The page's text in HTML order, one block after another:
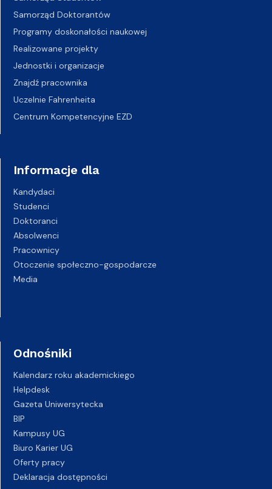
Samorząd Doktorantów
Programy doskonałości naukowej
Realizowane projekty
Jednostki i organizacje
Znajdź pracownika
Uczelnie Fahrenheita
Centrum Kompetencyjne EZD
Informacje dla
Kandydaci
Studenci
Doktoranci
Absolwenci
Pracownicy
Otoczenie społeczno-gospodarcze
Media
Odnośniki
Kalendarz roku akademickiego
Helpdesk
Gazeta Uniwersytecka
BIP
Kampusy UG
Biuro Karier UG
Oferty pracy
Deklaracja dostępności